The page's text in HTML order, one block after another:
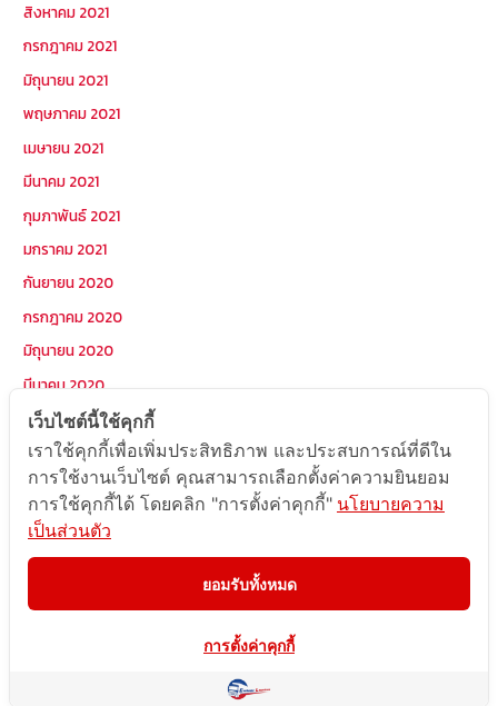
สิงหาคม 2021
กรกฎาคม 2021
มิถุนายน 2021
พฤษภาคม 2021
เมษายน 2021
มีนาคม 2021
กุมภาพันธ์ 2021
มกราคม 2021
กันยายน 2020
กรกฎาคม 2020
มิถุนายน 2020
มีนาคม 2020
มกราคม 2020
หมวดหมู่
Postcode
บริการรับส่งสินค้าไปกัมพูชา
ส่งสินค้ากัมพูชา1Uncategorized
เว็บไซต์นี้ใช้คุกกี้
เราใช้คุกกี้เพื่อเพิ่มประสิทธิภาพ และประสบการณ์ที่ดีใน
การใช้งานเว็บไซต์ คุณสามารถเลือกตั้งค่าความยินยอม
การใช้คุกกี้ได้ โดยคลิก "การตั้งค่าคุกกี้" นโยบายความ
เป็นส่วนตัว
ยอมรับทั้งหมด
การตั้งค่าคุกกี้